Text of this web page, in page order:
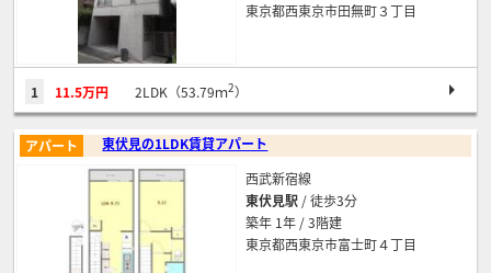
東京都西東京市田無町３丁目
1 11.5万円 2LDK（53.79ｍ2）
東伏見の1LDK賃貸アパート
アパート
西武新宿線
東伏見駅 / 徒歩3分
築年 1年 / 3階建
東京都西東京市富士町４丁目